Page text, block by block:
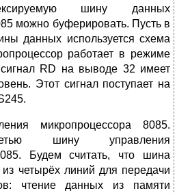
шину данных
можно буферировать. Пусть в
данных используется схема
работает в режиме
RD на выводе 32 имеет
Этот сигнал поступает на
микропроцессора 8085.
шину управления
Будем считать, что шина
из четырёх линий для передачи
чтение данных из памяти